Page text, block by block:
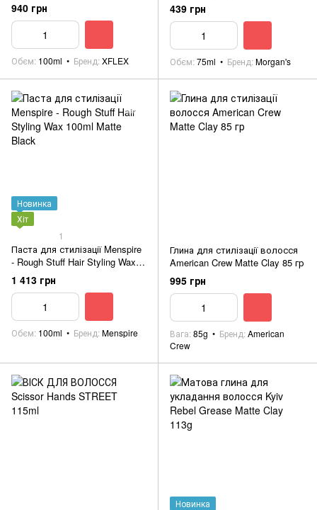
940 грн
Обєм 100ml Бренд XFLEX
439 грн
Обєм 75ml Бренд Morgan's
Новинка
Хіт
1
Паста для стилізації Menspire
- Rough Stuff Hair Styling Wax
100ml Matte Black
1 413 грн
Обєм 100ml Бренд Menspire
Глина для стилізації волосся
American Crew Matte Clay 85 гр
995 грн
Вага 85g Бренд American
Crew
Новинка